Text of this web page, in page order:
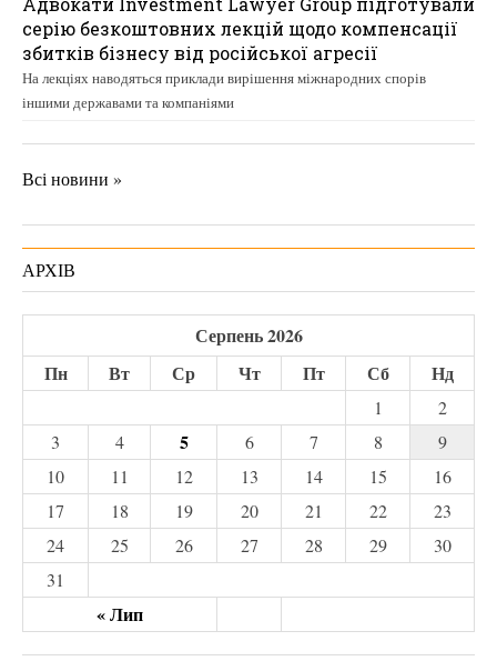
серію безкоштовних лекцій щодо компенсації
збитків бізнесу від російської агресії
На лекціях наводяться приклади вирішення міжнародних спорів
іншими державами та компаніями
Всі новини »
АРХІВ
Серпень 2026
Пн
Вт Ср Чт Пт Сб Нд
« Лип
1
2
3
4 5 6 7 8
9
10
11 12 13 14 15
16
17
18 19 20 21 22
23
24
25 26 27 28 29
30
31